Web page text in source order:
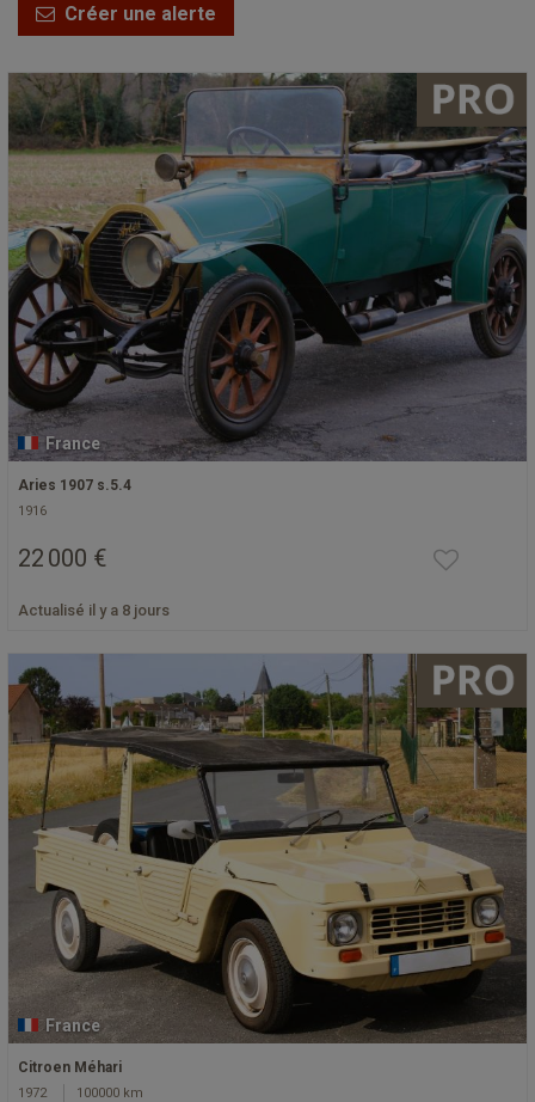
Créer une alerte
France
Aries 1907 s.5.4
1916
22 000 €
Actualisé il y a 8 jours
France
Citroen Méhari
1972 100000 km